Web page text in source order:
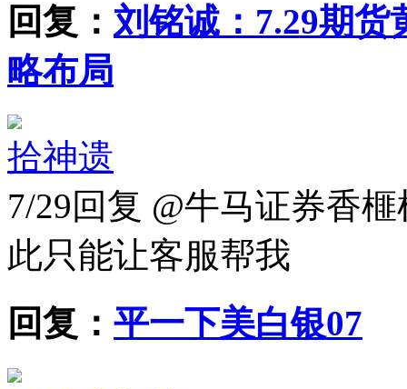
回复： 刘铭诚：7.29期
略布局
拾神遗
7/29回复 @牛马证券香
此只能让客服帮我
回复： 平一下美白银07